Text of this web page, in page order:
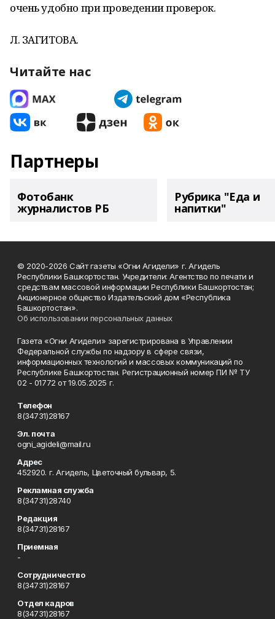
очень удобно при проведении проверок.
Л. ЗАГИТОВА.
Читайте нас
Партнеры
Фотобанк
журналистов РБ
Рубрика "Еда и
напитки"
© 2020-2026 Сайт газеты «Огни Агидели» г. Агидель
Республики Башкортостан. Учредители: Агентство по печати и
средствам массовой информации Республики Башкортостан;
Акционерное общество Издательский дом «Республика
Башкортостан».
Об использовании персональных данных
Газета «Огни Агидели» зарегистрирована в Управлении
Федеральной службы по надзору в сфере связи,
информационных технологий и массовых коммуникаций по
Республике Башкортостан. Регистрационный номер ПИ № ТУ
02 - 01772 от 19.05.2025 г.
Телефон
8(34731)28167
Эл. почта
ogni_agideli@mail.ru
Адрес
452920. г. Агидель, Цветочный бульвар, 5.
Рекламная служба
8(34731)28740
Редакция
8(34731)28167
Приемная
-
Сотрудничество
8(34731)28167
Отдел кадров
8(34731)28167